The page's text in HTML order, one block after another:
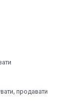
продавати